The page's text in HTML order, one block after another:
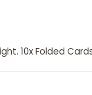
10x Folded